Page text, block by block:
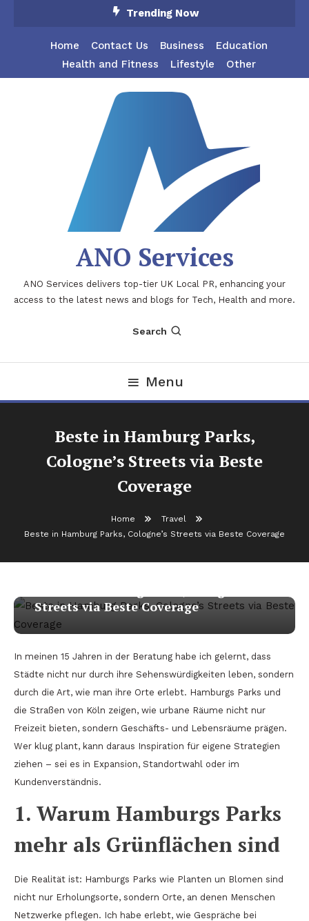
Trending Now
Home Contact Us Business
Education
Health and Fitness
Lifestyle Other
ANO Services
ANO Services delivers top-tier UK Local PR, enhancing your
access to the latest news and blogs for Tech, Health and more.
Search
Menu
Beste in Hamburg Parks,
Cologne’s Streets via Beste
Coverage
Home
Travel
Beste in Hamburg Parks, Cologne’s Streets via Beste Coverage
Streets via Beste Coverage
In meinen 15 Jahren in der Beratung habe ich gelernt, dass
Städte nicht nur durch ihre Sehenswürdigkeiten leben, sondern
durch die Art, wie man ihre Orte erlebt. Hamburgs Parks und
die Straßen von Köln zeigen, wie urbane Räume nicht nur
Freizeit bieten, sondern Geschäfts- und Lebensräume prägen.
Wer klug plant, kann daraus Inspiration für eigene Strategien
ziehen – sei es in Expansion, Standortwahl oder im
Kundenverständnis.
1. Warum Hamburgs Parks
mehr als Grünflächen sind
Die Realität ist: Hamburgs Parks wie Planten un Blomen sind
nicht nur Erholungsorte, sondern Orte, an denen Menschen
Netzwerke pflegen. Ich habe erlebt, wie Gespräche bei